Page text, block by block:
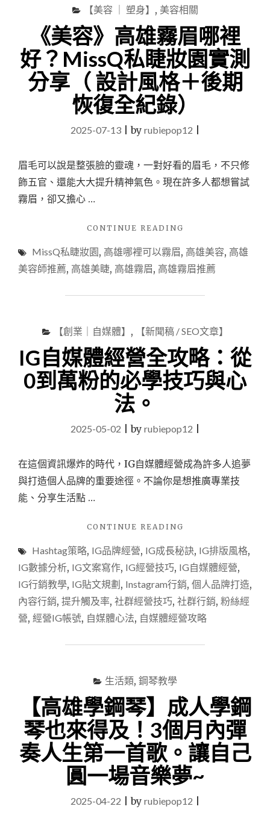
煥
日
記！
TIXEL
提
可
塑
X
外
體，
解
鎖
的
顏
【美容 ｜ 塑身】 , 美容相關
《美容》高雄霧眉哪裡
好？MissQ私睫妝園實測
分享（ 設計風格＋後期
恢復全紀錄）
2025-07-13|by rubiepop12
眉毛可以說是整張臉的靈魂，一對好看的眉毛，不只修
飾五官、還能大大提升精神氣色。現在許多人都想嘗試
霧眉，卻又擔心 …
CONTINUE READING
高
雄
好？
私
睫
園
分
設
計
期
恢
復
全
紀
錄）"
MissQ私睫妝園, 高雄哪裡可以霧眉, 高雄美容, 高雄
美容師推薦, 高雄美睫, 高雄霧眉, 高雄霧眉推薦
【創業｜自媒體】 , 【新聞稿 / SEO文章】
IG自媒體經營全攻略：從
0到萬粉的必學技巧與心
法。
2025-05-02 |by rubiepop12
在這個資訊爆炸的時代，IG自媒體經營成為許多人追夢
與打造個人品牌的重要途徑。不論你是想推廣專業技
能、分享生活點 …
CONTINUE READING
媒
體
營
全
攻
的
必
學
技
巧
與
心
Hashtag策略, IG品牌經營, IG成長秘訣, IG排版風格,
IG數據分析, IG文案寫作, IG經營技巧, IG自媒體經營,
IG行銷教學, IG貼文規劃, Instagram行銷, 個人品牌打造,
內容行銷, 提升觸及率, 社群經營技巧, 社群行銷, 粉絲經
營, 經營IG帳號, 自媒體心法, 自媒體經營攻略
生活類, 鋼琴教學
【高雄學鋼琴】成人學鋼
琴也來得及！3個月內彈
奏人生第一首歌。讓自己
圓一場音樂夢~
2025-04-22 |by rubiepop12